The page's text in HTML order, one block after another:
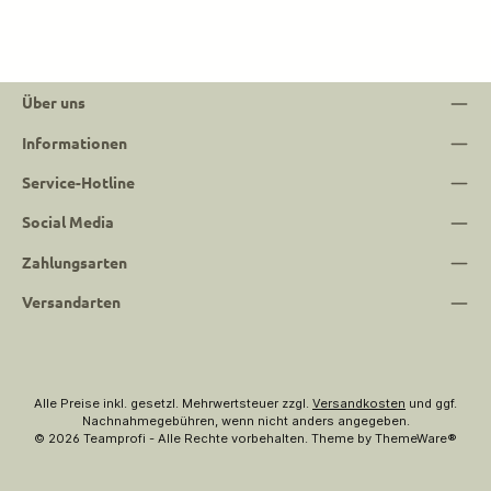
Über uns
Informationen
Service-Hotline
Social Media
Zahlungsarten
Versandarten
Alle Preise inkl. gesetzl. Mehrwertsteuer zzgl. Versandkosten und ggf.
Nachnahmegebühren, wenn nicht anders angegeben.
© 2026 Teamprofi - Alle Rechte vorbehalten. Theme by ThemeWare®